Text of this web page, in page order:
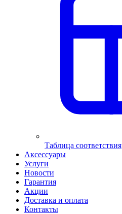
Таблица соответствия
Аксессуары
Услуги
Новости
Гарантия
Акции
Доставка и оплата
Контакты